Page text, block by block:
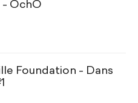
- OchO
Foundation - Dans